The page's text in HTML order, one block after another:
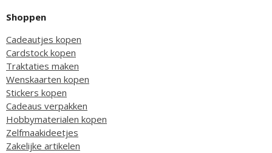
Shoppen
Cadeautjes kopen
Cardstock kopen
Traktaties maken
Wenskaarten kopen
Stickers kopen
Cadeaus verpakken
Hobbymaterialen kopen
Zelfmaakideetjes
Zakelijke artikelen